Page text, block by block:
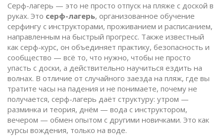
Серф-лагерь — это не просто отпуск на пляже с доской в
руках. Это серф-лагерь, организованное обучение
серфингу с инструкторами, проживанием и расписанием,
направленным на быстрый прогресс. Также известный
как серф-курс, он объединяет практику, безопасность и
сообщество — всё то, что нужно, чтобы не просто
упасть с доски, а действительно научиться ездить на
волнах. В отличие от случайного заезда на пляж, где вы
тратите часы на падения и не понимаете, почему не
получается, серф-лагерь даёт структуру: утром —
разминка и теория, днём — вода с инструктором,
вечером — обмен опытом с другими новичками. Это как
курсы вождения, только на воде.